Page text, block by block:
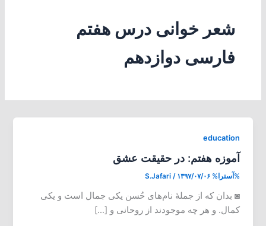
شعر خوانی درس هفتم
فارسی دوازدهم
education
آموزه هفتم: در حقیقت عشق
%آسترا% S.Jafari / ۱۳۹۷/۰۷/۰۶
◙ بدان که از جملۀ نام‌های حُسن یکی جمال است و یکی
کمال. و هر چه موجودند از روحانی و […]